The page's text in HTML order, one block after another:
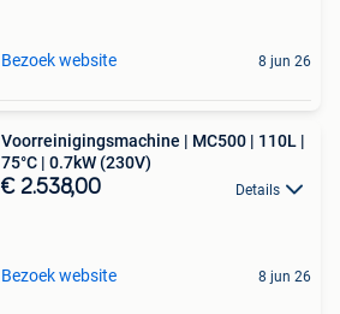
Bezoek website 8 jun 26
Voorreinigingsmachine | MC500 | 110L |
75°C | 0.7kW (230V)
€ 2.538,00 Details
Bezoek website 8 jun 26